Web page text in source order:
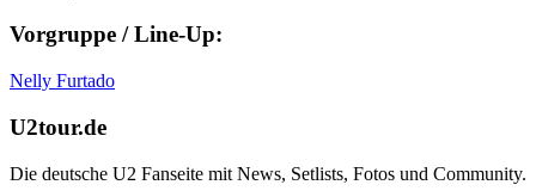
Vorgruppe / Line-Up:
Nelly Furtado
U2tour.de
Die deutsche U2 Fanseite mit News, Setlists, Fotos und Community.